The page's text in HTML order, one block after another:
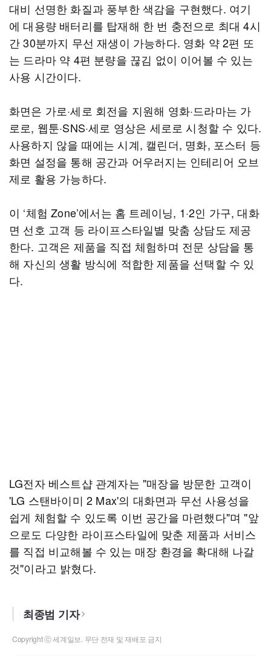
대비 선명한 화질과 풍부한 색감을 구현했다. 여기
에 대용량 배터리를 탑재해 한 번 충전으로 최대 4시
간 30분까지 무선 재생이 가능하다. 영화 약 2편 또
는 드라마 약 4편 분량을 끊김 없이 이어볼 수 있는
사용 시간이다.
화면은 가로·세로 회전을 지원해 영화·드라마는 가
로로, 웹툰·SNS·세로 영상은 세로로 시청할 수 있다.
사용하지 않을 때에는 시계, 캘린더, 명화, 포스터 등
화면 설정을 통해 공간과 어우러지는 인테리어 오브
제로 활용 가능하다.
이 ‘체험 Zone’에서는 홈 트레이닝, 1·2인 가구, 대화
면 선호 고객 등 라이프스타일별 맞춤 상담도 제공
한다. 고객은 제품을 직접 체험하며 전문 상담을 통
해 자신의 생활 방식에 적합한 제품을 선택할 수 있
다.
LG전자 베스트샵 관계자는 "매장을 방문한 고객이
'LG 스탠바이미 2 Max'의 대화면과 무선 사용성을
쉽게 체험할 수 있도록 이번 공간을 마련했다"며 "앞
으로도 다양한 라이프스타일에 맞춘 제품과 서비스
를 직접 비교해볼 수 있는 매장 환경을 확대해 나갈
것"이라고 밝혔다.
최종범 기자
Copyright ⓒ 세계일보. 무단 전재 및 재배포 금지